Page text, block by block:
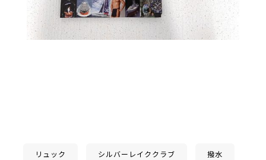
リュック シルバーレイククラブ 撥水